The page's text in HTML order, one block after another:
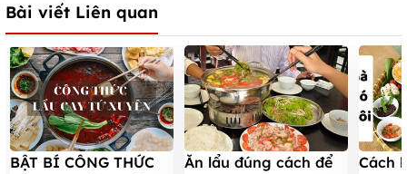
Bài viết Liên quan
BẬT BÍ CÔNG THỨC
Ăn lẩu đúng cách để
Cách